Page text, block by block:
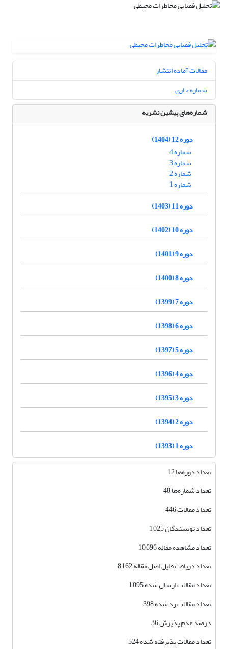
مقالات آماده انتشار
شماره جاری
شماره‌های پیشین نشریه
دوره 12 (1404)
شماره 4
شماره 3
شماره 2
شماره 1
دوره 11 (1403)
دوره 10 (1402)
دوره 9 (1401)
دوره 8 (1400)
دوره 7 (1399)
دوره 6 (1398)
دوره 5 (1397)
دوره 4 (1396)
دوره 3 (1395)
دوره 2 (1394)
دوره 1 (1393)
تعداد دوره‌ها 12
تعداد شماره‌ها 48
تعداد مقالات 446
تعداد نویسندگان 1,025
تعداد مشاهده مقاله 10,696
تعداد دریافت فایل اصل مقاله 8,162
تعداد مقالات ارسال شده 1,095
تعداد مقالات رد شده 398
درصد عدم پذیرش 36
تعداد مقالات پذیرفته شده 524